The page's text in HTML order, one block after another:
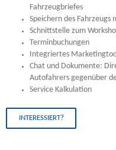
Fahrzeugbriefes
Speichern des Fahrzeugs
Schnittstelle zum
Terminbuchungen
Integriertes
Chat und Dokumente:
Autofahrers gegenüber
Service Kalkulation
INTERESSIERT?